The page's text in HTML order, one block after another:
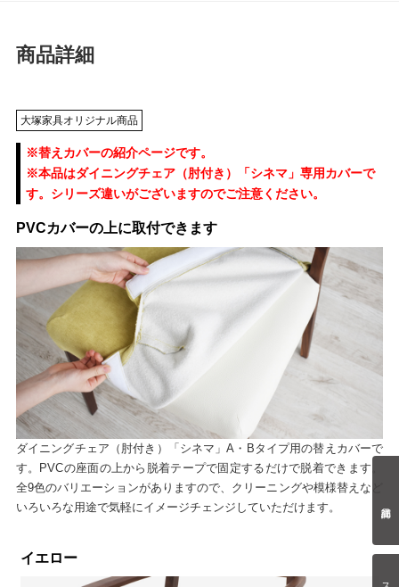
商品詳細
大塚家具オリジナル商品
※替えカバーの紹介ページです。
※本品はダイニングチェア（肘付き）「シネマ」専用カバーで
す。シリーズ違いがございますのでご注意ください。
PVCカバーの上に取付できます
ダイニングチェア（肘付き）「シネマ」A・Bタイプ用の替えカバーで
す。PVCの座面の上から脱着テープで固定するだけで脱着できます。
全9色のバリエーションがありますので、クリーニングや模様替えなど
いろいろな用途で気軽にイメージチェンジしていただけます。
イエロー